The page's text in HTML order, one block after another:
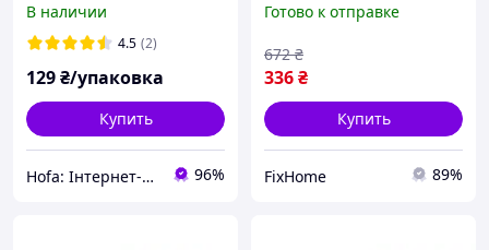
Крышки для консервации
В наличии
4.5 (2)
129₴/упаковка
Купить
Hofa: Інтернет-магазин обуви, одежды и товаров для дома! 96%
для заготовок надежная
Готово к отправке
336₴
672 ₴
Купить
FixHome 89%